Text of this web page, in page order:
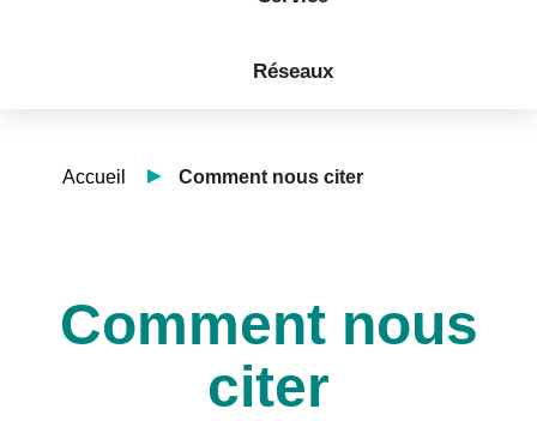
Réseaux
Accueil Comment nous citer
Comment nous
citer